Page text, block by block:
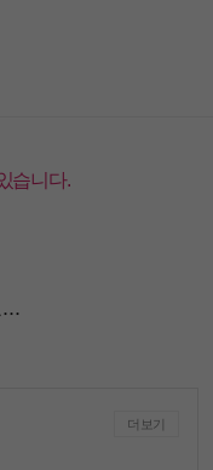
습니다.
더보기